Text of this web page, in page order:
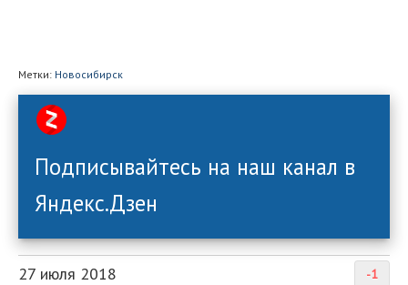
Метки: Новосибирск
Подписывайтесь на наш канал в
Яндекс.Дзен
-1
27 июля 2018